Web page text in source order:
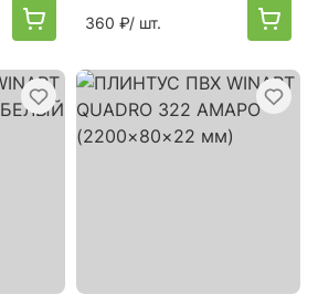
360 ₽/ шт.